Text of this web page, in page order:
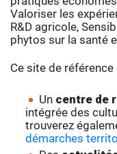
Valoriser les
R&D agricole,
phytos sur la santé
Ce site de
Un centre de
intégrée des
trouverez
démarches